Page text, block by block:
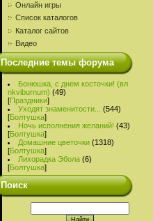
Онлайн игры
Список каталогов
Каталог сайтов
Видео
Последние темы форума
Бонюшка, с днем косточки! (вл
nkviburnum) (49)
[Праздники]
Уходят знаменитости...
(544)
[Болтушка]
Ночь исполнения желаний! (43)
[Болтушка]
Домашние цветочки (1318)
[Болтушка]
Лихорадка Эбола (6)
[Болтушка]
Поиск